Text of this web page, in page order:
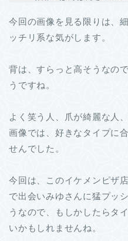
今回の画像を見る限りは、
ッチリ系な気がします。
背は、すらっと高そうなの
うですね。
よく笑う人、爪が綺麗な人
画像では、好きなタイプに
せんでした。
今回は、このイケメンピザ
で出会いみゆさんに猛プッ
うなので、もしかしたらタ
いかもしれませんね。